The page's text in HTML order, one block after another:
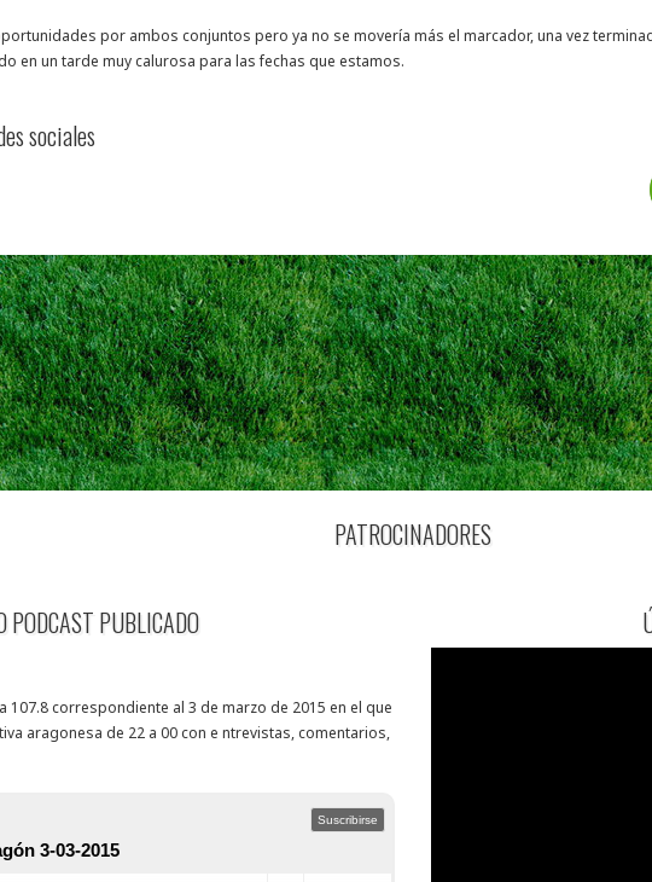
por ambos conjuntos pero ya no se movería más el marcador, una vez
en un tarde muy calurosa para las fechas que estamos.
sociales
PATROCINADORES
PODCAST PUBLICADO
correspondiente al 3 de marzo de 2015 en el que
aragonesa de 22 a 00 con e ntrevistas, comentarios,